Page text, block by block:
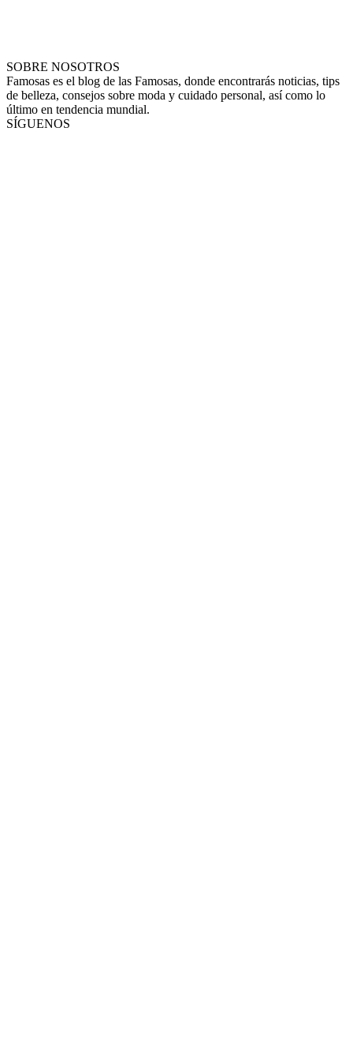
SOBRE NOSOTROS
Famosas es el blog de las Famosas, donde encontrarás noticias, tips
de belleza, consejos sobre moda y cuidado personal, así como lo
último en tendencia mundial.
SÍGUENOS